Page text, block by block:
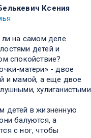
Ксения
ли на самом деле
детей и
спокойствие?
матери» - двое
и мамой, а еще двое
хулиганистыми
детей в жизненную
балуются, а
с ног, чтобы